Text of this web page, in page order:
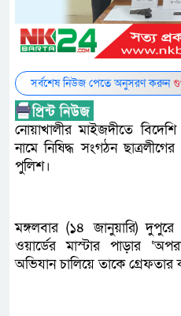
সর্বশেষ নিউজ পেতে অনুসরণ করুন
নোয়াখালীর মাইজদীতে
নামে নিষিদ্ধ সংগঠন
পুলিশ।
মঙ্গলবার (১৪ জানুয়ারি)
ওয়ার্ডের মাস্টার পাড়ার
অভিযান চালিয়ে তাকে গ্রেফতার